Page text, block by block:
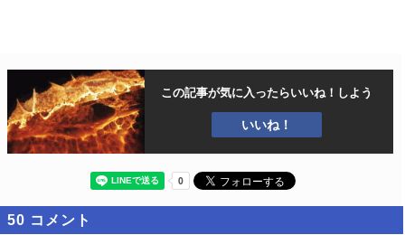
この記事が気に入ったらいいね！しよう
いいね！
50 コメント